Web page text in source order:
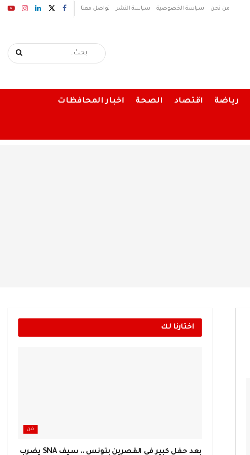
من نحن سياسة الخصوصية سياسة النشر تواصل معنا
رياضة اقتصاد الصحة اخبار المحافظات
اختارنا لك
فن
بعد حفل كبير في القصرين بتونس .. سيف SNA يضرب